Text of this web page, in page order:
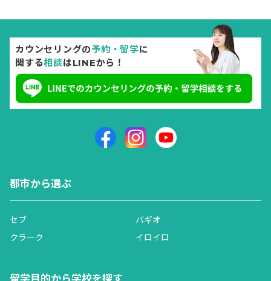
カウンセリングの予約・留学に
関する相談はLINEから！
都市から選ぶ
セブ
バギオ
クラーク
イロイロ
留学目的から学校を探す